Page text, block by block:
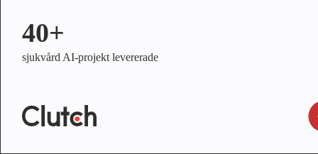
40+
sjukvård AI-projekt levererade